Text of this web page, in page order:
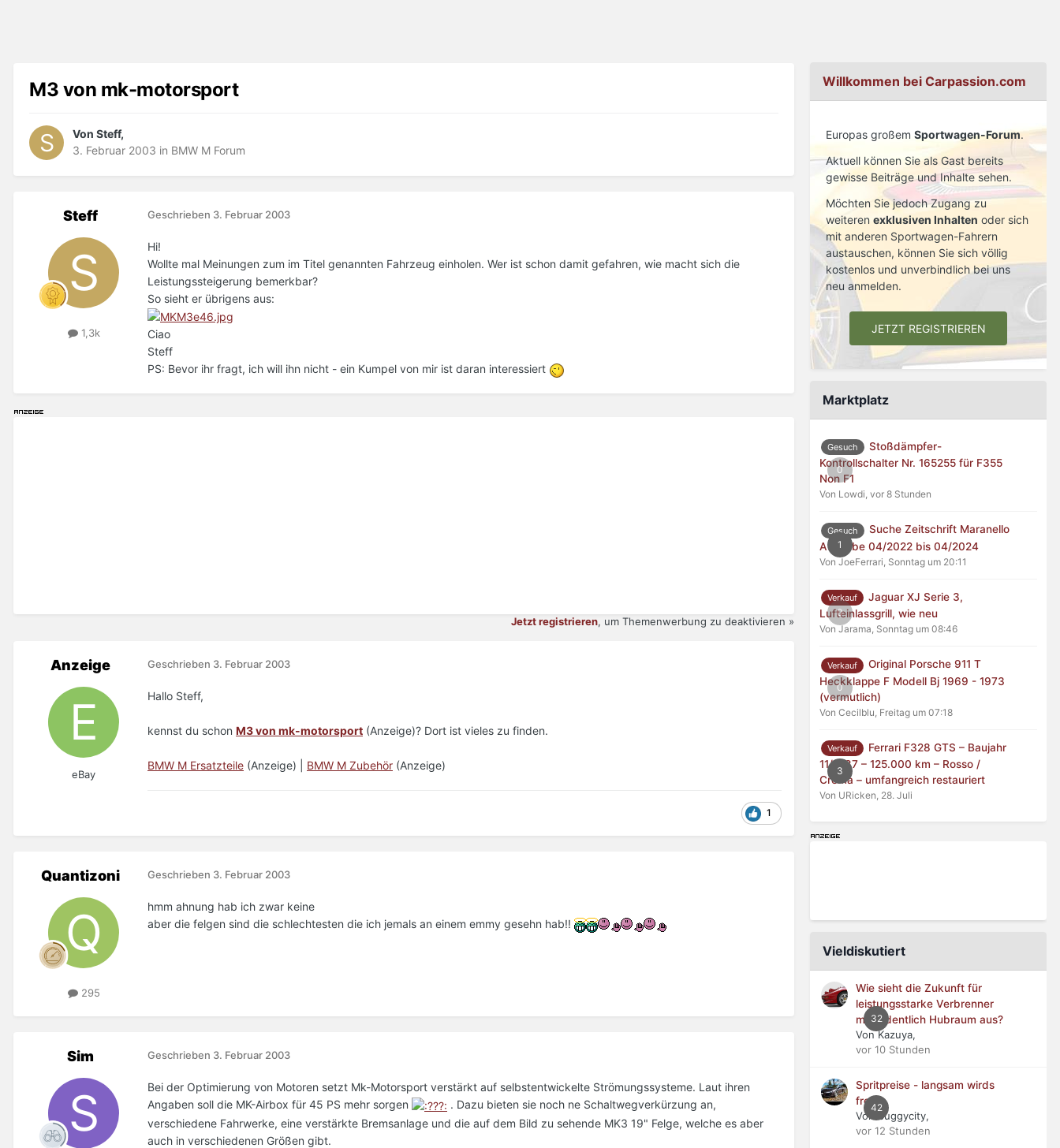
M3 von mk-motorsport
Von Steff,
3. Februar 2003 in BMW M Forum
Steff
1,3k
Geschrieben 3. Februar 2003
Hi!
Wollte mal Meinungen zum im Titel genannten Fahrzeug einholen. Wer ist schon damit gefahren, wie macht sich die
Leistungssteigerung bemerkbar?
So sieht er übrigens aus:
Ciao
Steff
PS: Bevor ihr fragt, ich will ihn nicht - ein Kumpel von mir ist daran interessiert
Jetzt registrieren, um Themenwerbung zu deaktivieren »
Anzeige
eBay
Geschrieben 3. Februar 2003
Hallo Steff,
kennst du schon M3 von mk-motorsport (Anzeige)? Dort ist vieles zu finden.
BMW M Ersatzteile (Anzeige) | BMW M Zubehör (Anzeige)
1
Quantizoni
295
Geschrieben 3. Februar 2003
hmm ahnung hab ich zwar keine
aber die felgen sind die schlechtesten die ich jemals an einem emmy gesehn hab!!
Sim Geschrieben 3. Februar 2003
Bei der Optimierung von Motoren setzt Mk-Motorsport verstärkt auf selbstentwickelte Strömungssysteme. Laut ihren
Angaben soll die MK-Airbox für 45 PS mehr sorgen
. Dazu bieten sie noch ne Schaltwegverkürzung an,
verschiedene Fahrwerke, eine verstärkte Bremsanlage und die auf dem Bild zu sehende MK3 19" Felge, welche es aber
auch in verschiedenen Größen gibt.
Willkommen bei Carpassion.com
Europas großem Sportwagen-Forum.
Aktuell können Sie als Gast bereits
gewisse Beiträge und Inhalte sehen.
Möchten Sie jedoch Zugang zu
weiteren exklusiven Inhalten oder sich
mit anderen Sportwagen-Fahrern
austauschen, können Sie sich völlig
kostenlos und unverbindlich bei uns
neu anmelden.
JETZT REGISTRIEREN
Marktplatz
0
Gesuch
Stoßdämpfer-
Kontrollschalter Nr. 165255 für F355
Non F1
Von Lowdi, vor 8 Stunden
1
Gesuch
Suche Zeitschrift Maranello
Ausgabe 04/2022 bis 04/2024
Von JoeFerrari, Sonntag um 20:11
0
Verkauf
Jaguar XJ Serie 3,
Lufteinlassgrill, wie neu
Von Jarama, Sonntag um 08:46
0
Verkauf
Original Porsche 911 T
Heckklappe F Modell Bj 1969 - 1973
(vermutlich)
Von Cecilblu, Freitag um 07:18
3
Verkauf
Ferrari F328 GTS – Baujahr
11/1987 – 125.000 km – Rosso /
Crema – umfangreich restauriert
Von URicken, 28. Juli
Vieldiskutiert
32
Wie sieht die Zukunft für
leistungsstarke Verbrenner
mit ordentlich Hubraum aus?
Von Kazuya,
vor 10 Stunden
42
Spritpreise - langsam wirds
frech
Von buggycity,
vor 12 Stunden